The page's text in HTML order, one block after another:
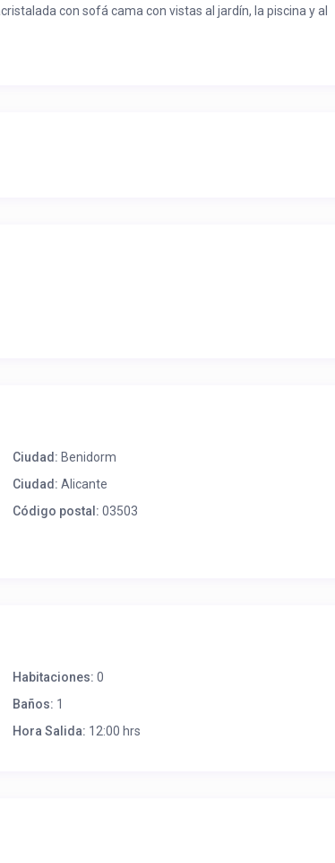
con sofá cama con vistas al jardín, la piscina y al
Ciudad: Benidorm
Ciudad: Alicante
Código postal: 03503
Habitaciones: 0
Baños: 1
Hora Salida: 12:00 hrs